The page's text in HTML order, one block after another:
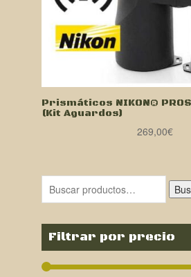
Prismáticos NIKON®
(Kit Aguardos)
269,00€
Filtrar por precio